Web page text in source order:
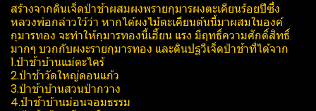
สร้างจากดินเจ็ดป่าช้าผสมผงพรายกุมารผงตะเคียนร้อยปีซึ่ง
หลวงพ่อกล่าวใว้ว่า หากได้ผงไม้ตะเคียนต้นนี้มาผสมในองค์
กุมารทอง จะทำให้กุมารทองนี้เฮี้ยน แรง มีฤทธิ์​ความศักดิ์สิทธิ์​
มากๆ บวกกับผงะรายกุมารทอง และดินปฐวี​เจ็ดป่าช้าที่ได้จาก
1.ป่าช้าบ้านแม่ตะไคร้
2.ป่าช้าวัดใหญ่ดอนแก้ว
3.ป่าช้าบ้านสวนป่ากวาง
4.ป่าช้าบ้านม่อนจอมธรรม